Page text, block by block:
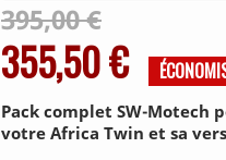
395,00 €
355,50 €
Pack complet SW-Motech
votre Africa Twin et sa